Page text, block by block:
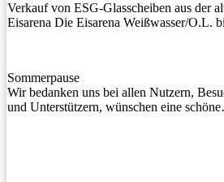
Verkauf von ESG-Glasscheiben aus der
Eisarena Die Eisarena Weißwasser/O.L.
Sommerpause
Wir bedanken uns bei allen Nutzern,
und Unterstützern, wünschen eine